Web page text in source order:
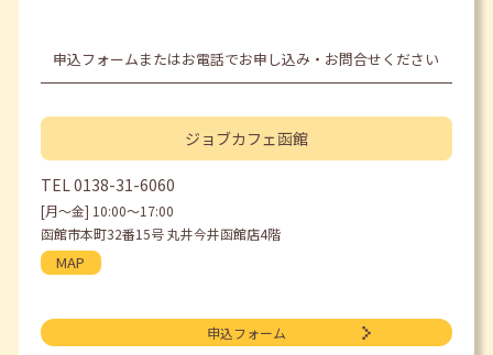
申込フォームまたはお電話でお申し込み・お問合せください
ジョブカフェ函館
TEL 0138-31-6060
[月〜金] 10:00〜17:00
函館市本町32番15号 丸井今井函館店4階
MAP
申込フォーム